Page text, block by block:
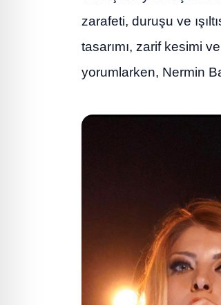
zarafeti, duruşu ve
tasarımı, zarif kesimi
yorumlarken, Nermin